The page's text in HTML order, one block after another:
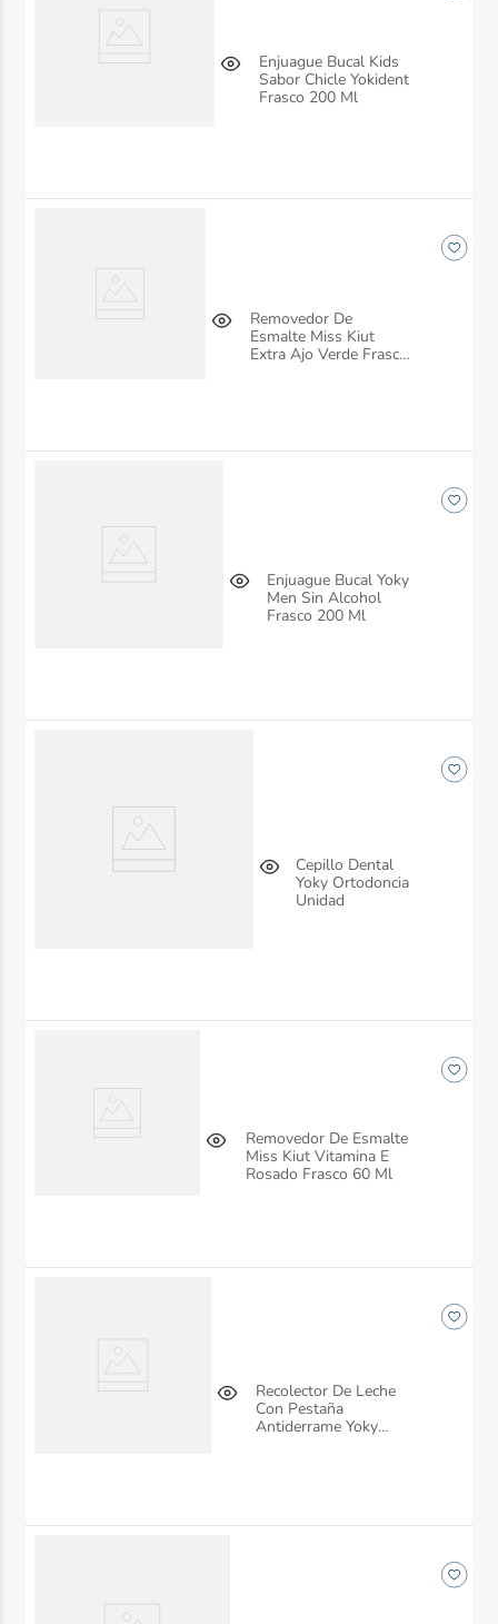
Enjuague Bucal Kids
Sabor Chicle Yokident
Frasco 200 Ml
Removedor De
Esmalte Miss Kiut
Extra Ajo Verde Frasco
Enjuague Bucal Yoky
Men Sin Alcohol
Frasco 200 Ml
Cepillo Dental
Yoky Ortodoncia
Unidad
Removedor De Esmalte
Miss Kiut Vitamina E
Rosado Frasco 60 Ml
Recolector De Leche
Con Pestaña
Antiderrame Yoky